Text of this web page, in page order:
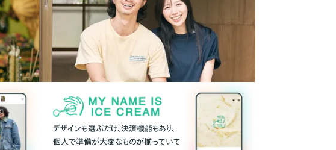
デザインも選ぶだけ、決済機能もあり、
個人で準備が大変なものが揃っていて